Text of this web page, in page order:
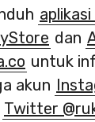
dan
untuk
akun
Twitter